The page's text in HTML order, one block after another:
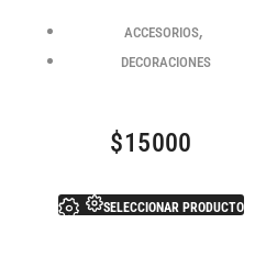
ACCESORIOS,
DECORACIONES
$15000
SELECCIONAR PRODUCTO